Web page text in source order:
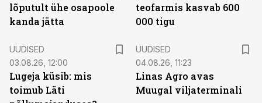
lõputult ühe osapoole
kanda jätta
teofarmis kasvab 600
000 tigu
UUDISED
03.08.26, 12:00
Lugeja küsib: mis
toimub Läti
UUDISED
04.08.26, 11:23
Linas Agro avas
Muugal viljaterminali